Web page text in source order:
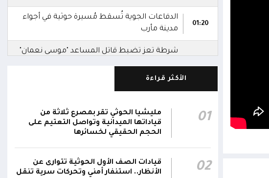
01:20
الدفاعات الجوية تُسقط مُسيرة حوثية في أجواء
مدينة مأرب
شرطة تعز تضبط قاتل المساعد "موسى نعمان"
ارتكابه الجريمة.. وتؤكد استكمال الإجراءات لإحالته
23:16
مركز الملك سلمان يوقع برنامجاً لإعادة تأهيل
وتجهيز 11 منشأة صحية في لحج والضالع
وسقطرى يستفيد منها أكثر من 112 ألف شخص
22:01
سعودية خلال 24 ساعة بصاروخ باليستي في خليج
الأكثر قراءة
01
مليشيا الحوثي تقر بمصرع ثلاثة من
قياداتها الميدانية وتواصل التعتيم على
الحجم الحقيقي لخسائرها
02
قيادات الصف الأول الحوثية تتوارى عن
الأنظار.. استنفار أمني وتحركات سرية تنقل